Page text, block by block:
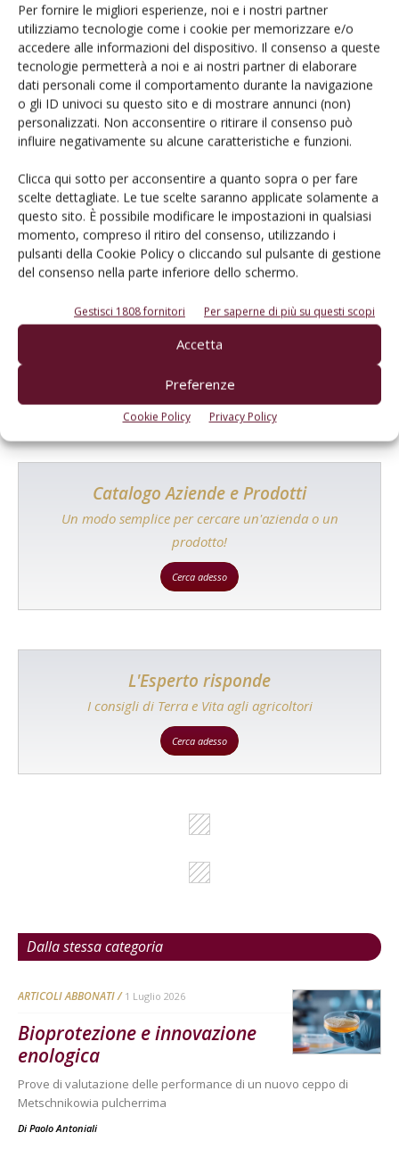
Per fornire le migliori esperienze, noi e i nostri partner
utilizziamo tecnologie come i cookie per memorizzare e/o
accedere alle informazioni del dispositivo. Il consenso a queste
tecnologie permetterà a noi e ai nostri partner di elaborare
dati personali come il comportamento durante la navigazione
o gli ID univoci su questo sito e di mostrare annunci (non)
personalizzati. Non acconsentire o ritirare il consenso può
influire negativamente su alcune caratteristiche e funzioni.
Clicca qui sotto per acconsentire a quanto sopra o per fare
scelte dettagliate. Le tue scelte saranno applicate solamente a
questo sito. È possibile modificare le impostazioni in qualsiasi
momento, compreso il ritiro del consenso, utilizzando i
pulsanti della Cookie Policy o cliccando sul pulsante di gestione
del consenso nella parte inferiore dello schermo.
Gestisci 1808 fornitori Per saperne di più su questi scopi
Accetta
Preferenze
Cookie Policy Privacy Policy
Salva il mio nome, email e sito web in questo browser per la
prossima volta che commento.
Tecniche, prodotti e servizi dalle aziende
Catalogo Aziende e Prodotti
Un modo semplice per cercare un'azienda o un
prodotto!
Cerca adesso
L'Esperto risponde
I consigli di Terra e Vita agli agricoltori
Cerca adesso
Dalla stessa categoria
ARTICOLI ABBONATI 1 Luglio 2026
Bioprotezione e innovazione
enologica
Prove di valutazione delle performance di un nuovo ceppo di
Metschnikowia pulcherrima
Di Paolo Antoniali